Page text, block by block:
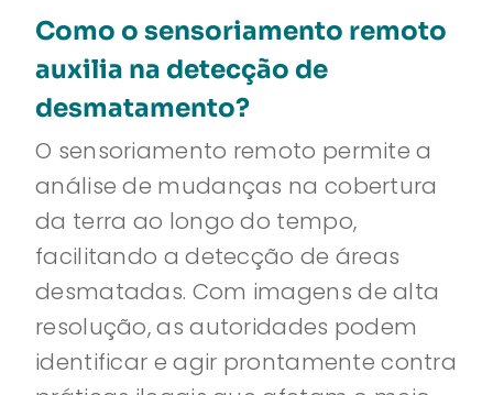
Como o sensoriamento remoto
auxilia na detecção de
desmatamento?
O sensoriamento remoto permite a
análise de mudanças na cobertura
da terra ao longo do tempo,
facilitando a detecção de áreas
desmatadas. Com imagens de alta
resolução, as autoridades podem
identificar e agir prontamente contra